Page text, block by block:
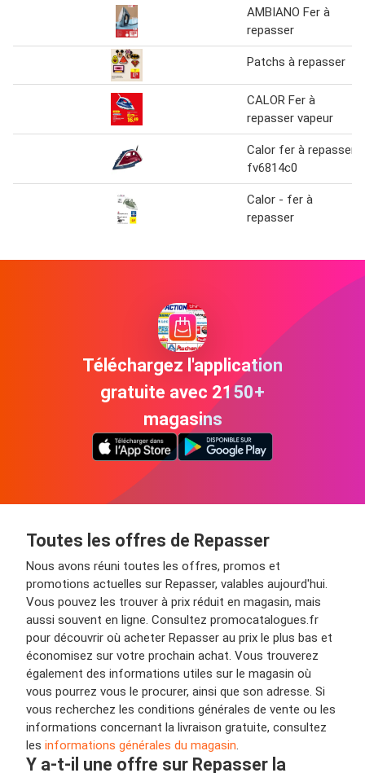
AMBIANO Fer à
repasser
Patchs à repasser
CALOR Fer à
repasser vapeur
Calor fer à repasser
fv6814c0
Calor - fer à
repasser
Téléchargez l'application
gratuite avec 2150+
magasins
Toutes les offres de Repasser
Nous avons réuni toutes les offres, promos et
promotions actuelles sur Repasser, valables aujourd'hui.
Vous pouvez les trouver à prix réduit en magasin, mais
aussi souvent en ligne. Consultez promocatalogues.fr
pour découvrir où acheter Repasser au prix le plus bas et
économisez sur votre prochain achat. Vous trouverez
également des informations utiles sur le magasin où
vous pourrez vous le procurer, ainsi que son adresse. Si
vous recherchez les conditions générales de vente ou les
informations concernant la livraison gratuite, consultez
les informations générales du magasin.
Y a-t-il une offre sur Repasser la